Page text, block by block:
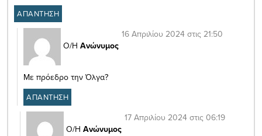
ΑΠΑΝΤΗΣΗ
Ο/Η Ανώνυμος
16 Απριλίου 2024 στις 21:50
Με πρόεδρο την Όλγα?
ΑΠΑΝΤΗΣΗ
Ο/Η Ανώνυμος
17 Απριλίου 2024 στις 06:19